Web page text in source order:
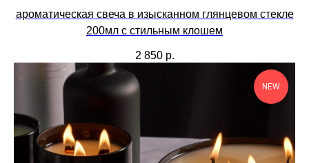
ароматическая свеча в изысканном глянцевом стекле
200мл с стильным клошем
2 850 р.
NEW